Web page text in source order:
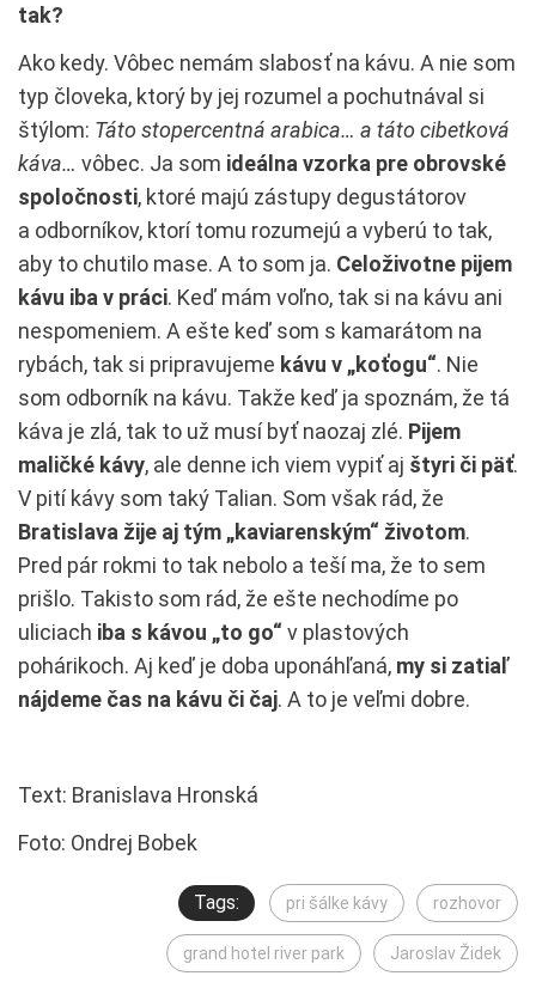
tak?
Ako kedy. Vôbec nemám slabosť na kávu. A nie som
typ človeka, ktorý by jej rozumel a pochutnával si
štýlom: Táto stopercentná arabica… a táto cibetková
káva… vôbec. Ja som ideálna vzorka pre obrovské
spoločnosti, ktoré majú zástupy degustátorov
a odborníkov, ktorí tomu rozumejú a vyberú to tak,
aby to chutilo mase. A to som ja. Celoživotne pijem
kávu iba v práci. Keď mám voľno, tak si na kávu ani
nespomeniem. A ešte keď som s kamarátom na
rybách, tak si pripravujeme kávu v „koťogu“. Nie
som odborník na kávu. Takže keď ja spoznám, že tá
káva je zlá, tak to už musí byť naozaj zlé. Pijem
maličké kávy, ale denne ich viem vypiť aj štyri či päť.
V pití kávy som taký Talian. Som však rád, že
Bratislava žije aj tým „kaviarenským“ životom.
Pred pár rokmi to tak nebolo a teší ma, že to sem
prišlo. Takisto som rád, že ešte nechodíme po
uliciach iba s kávou „to go“ v plastových
pohárikoch. Aj keď je doba uponáhľaná, my si zatiaľ
nájdeme čas na kávu či čaj. A to je veľmi dobre.
Text: Branislava Hronská
Foto: Ondrej Bobek
Tags: pri šálke kávy rozhovor
grand hotel river park Jaroslav Židek